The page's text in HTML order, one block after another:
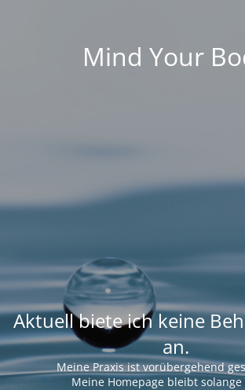
Mind Your
Aktuell biete ich keine
an.
Meine Praxis ist vorübergehend
Meine Homepage bleibt